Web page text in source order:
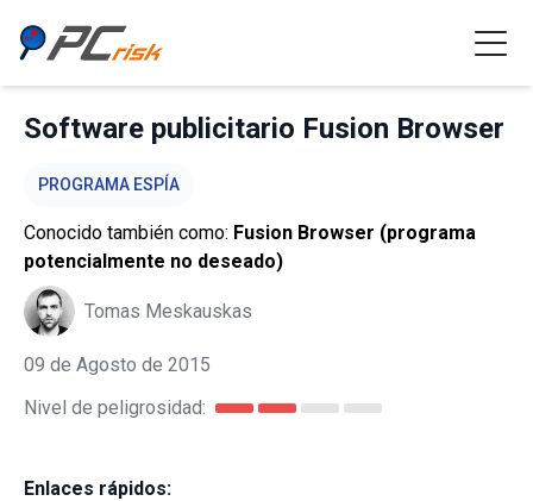
Software publicitario Fusion Browser
PROGRAMA ESPÍA
Conocido también como: Fusion Browser (programa
potencialmente no deseado)
Tomas Meskauskas
09 de Agosto de 2015
Nivel de peligrosidad:
Enlaces rápidos: